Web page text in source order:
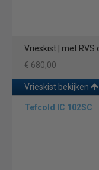
Vrieskist | met RVS
€ 680,00
Vrieskist bekijken
Tefcold IC 102SC